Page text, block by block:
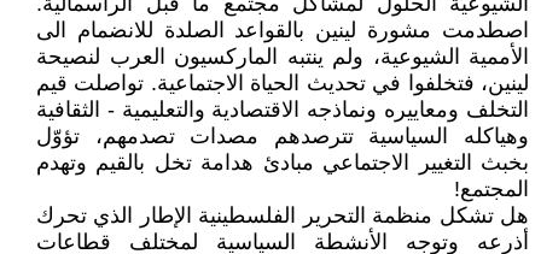
اصطدمت مشورة لينين بالقواعد الصلدة للانضمام الى
الأممية الشيوعية، ولم ينتبه الماركسيون العرب لنصيحة
لينين، فتخلفوا في تحديث الحياة الاجتماعية. تواصلت قيم
التخلف ومعاييره ونماذجه الاقتصادية والتعليمية - الثقافية
وهياكله السياسية تترصدهم مصدات تصدمهم، تؤوّل
بخبث التغيير الاجتماعي مبادئ هدامة تخل بالقيم وتهدم
المجتمع!
هل تشكل منظمة التحرير الفلسطينية الإطار الذي تحرك
أذرعه وتوجه الأنشطة السياسية لمختلف قطاعات